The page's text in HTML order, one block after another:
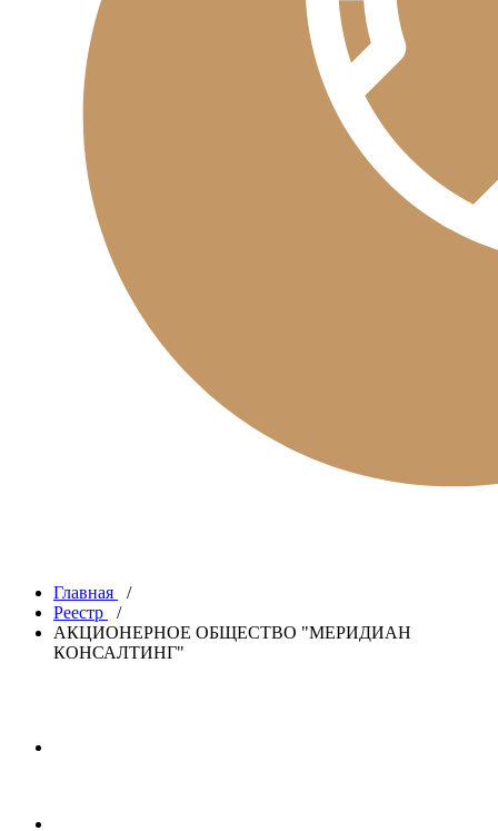
Главная
/
Реестр
/
АКЦИОНЕРНОЕ ОБЩЕСТВО "МЕРИДИАН
КОНСАЛТИНГ"